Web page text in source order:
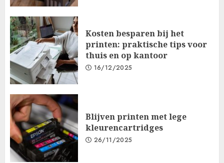
Kosten besparen bij het
printen: praktische tips voor
thuis en op kantoor
16/12/2025
Blijven printen met lege
kleurencartridges
26/11/2025